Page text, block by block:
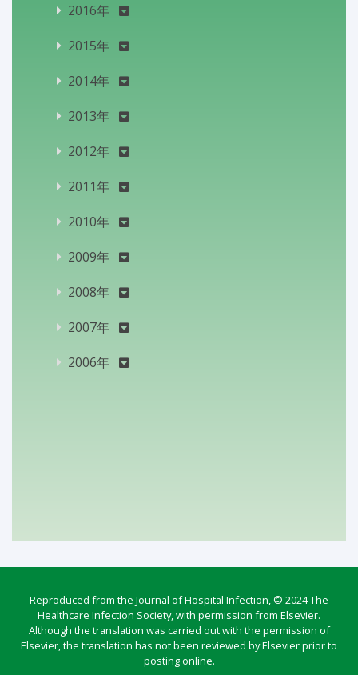
2016年
2015年
2014年
2013年
2012年
2011年
2010年
2009年
2008年
2007年
2006年
Reproduced from the Journal of Hospital Infection, © 2024 The
Healthcare Infection Society, with permission from Elsevier.
Although the translation was carried out with the permission of
Elsevier, the translation has not been reviewed by Elsevier prior to
posting online.